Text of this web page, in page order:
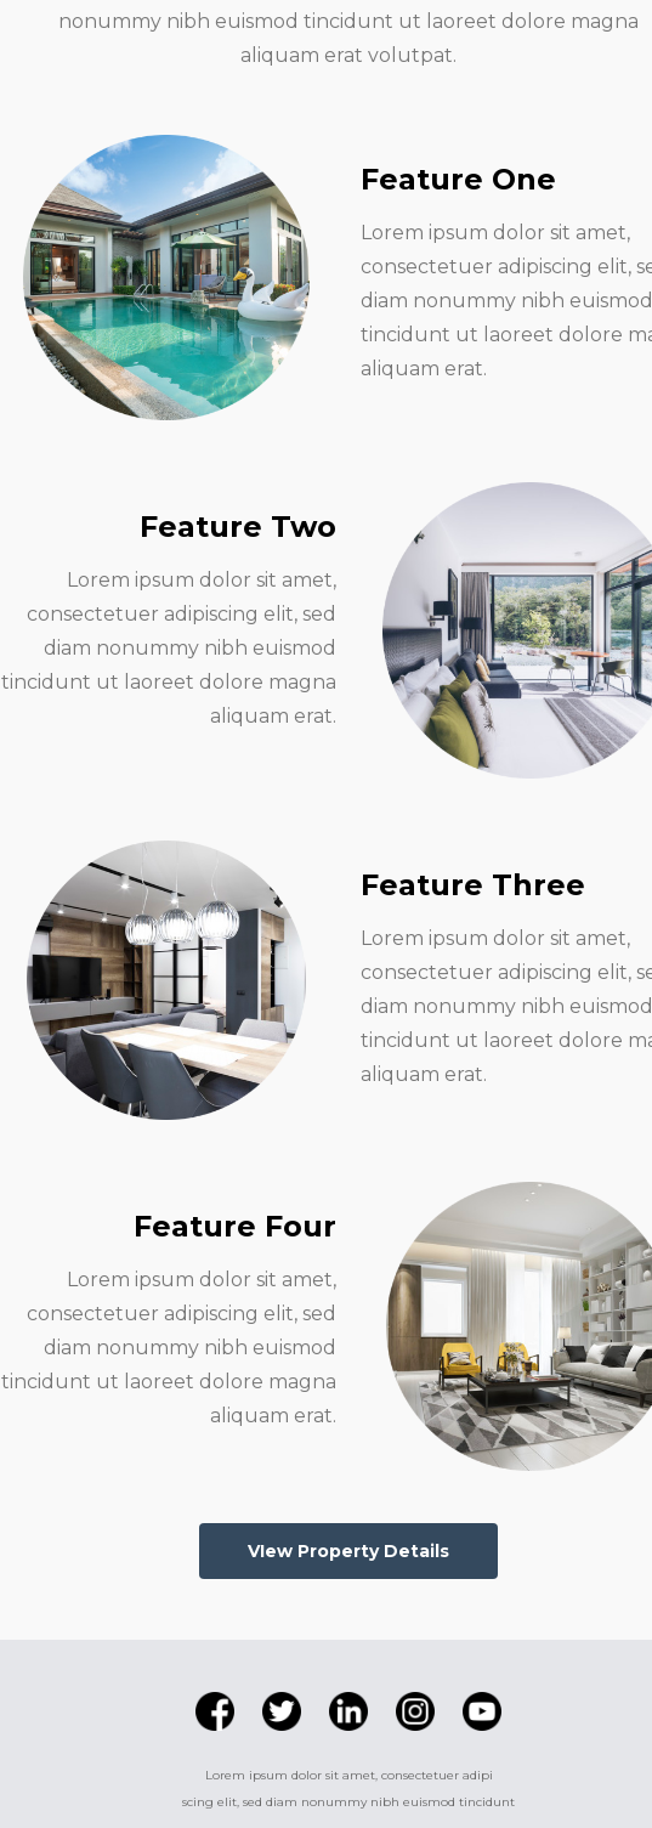
nonummy nibh euismod tincidunt ut laoreet dolore magna
aliquam erat volutpat.
Feature One
Lorem ipsum dolor sit amet,
consectetuer adipiscing elit,
diam nonummy nibh euismod
tincidunt ut laoreet dolore
aliquam erat.
Feature Two
Lorem ipsum dolor sit amet,
consectetuer adipiscing elit, sed
diam nonummy nibh euismod
tincidunt ut laoreet dolore magna
aliquam erat.
Feature Three
Lorem ipsum dolor sit amet,
consectetuer adipiscing elit,
diam nonummy nibh euismod
tincidunt ut laoreet dolore
aliquam erat.
Feature Four
Lorem ipsum dolor sit amet,
consectetuer adipiscing elit, sed
diam nonummy nibh euismod
tincidunt ut laoreet dolore magna
aliquam erat.
VIew Property Details
Lorem ipsum dolor sit amet, consectetuer adipi
scing elit, sed diam nonummy nibh euismod tincidunt